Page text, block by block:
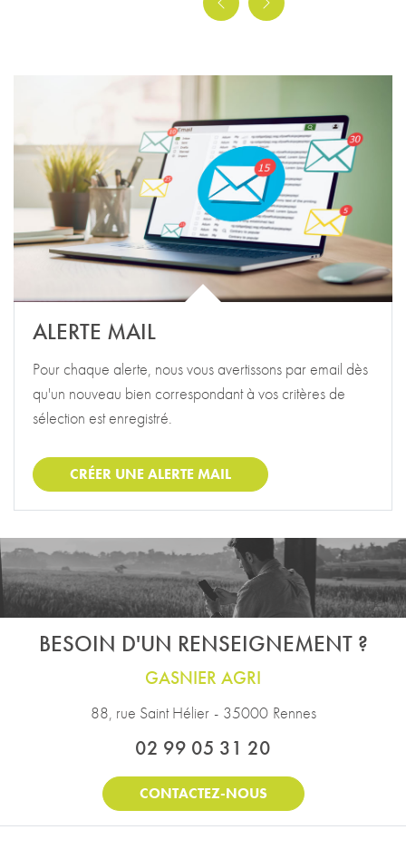
PreviousNext
ALERTE MAIL
Pour chaque alerte, nous vous avertissons par email dès
qu'un nouveau bien correspondant à vos critères de
sélection est enregistré.
CRÉER UNE ALERTE MAIL
BESOIN D'UN RENSEIGNEMENT ?
GASNIER AGRI
88, rue Saint Hélier - 35000 Rennes
02 99 05 31 20
CONTACTEZ-NOUS